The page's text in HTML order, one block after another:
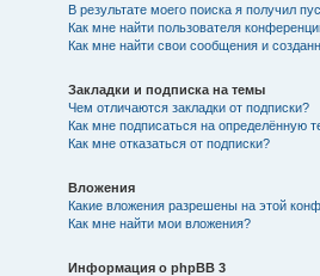
В результате моего поиска я получил
Как мне найти пользователя
Как мне найти свои сообщения и
Закладки и подписка на темы
Чем отличаются закладки от подписки?
Как мне подписаться на определённую
Как мне отказаться от подписки?
Вложения
Какие вложения разрешены на этой
Как мне найти мои вложения?
Информация о phpBB 3